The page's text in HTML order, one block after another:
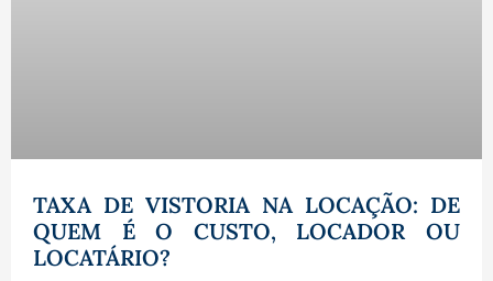
TAXA DE VISTORIA NA LOCAÇÃO: DE
QUEM É O CUSTO, LOCADOR OU
LOCATÁRIO?